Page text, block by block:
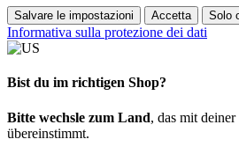
Salvare le impostazioni Accetta Solo
Informativa sulla protezione dei dati
Bist du im richtigen Shop?
Bitte wechsle zum Land, das mit
übereinstimmt.